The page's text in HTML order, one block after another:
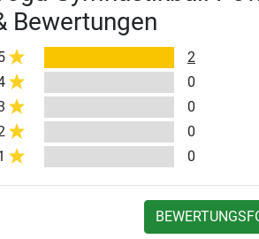
Bewertungen
2
0
0
0
0